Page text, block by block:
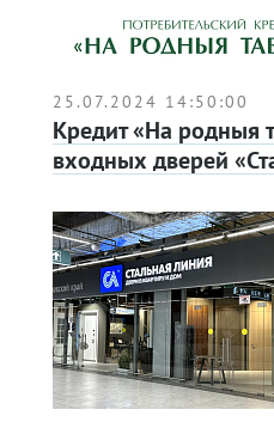
25.07.2024 14:50:00
Кредит «На родныя
входных дверей